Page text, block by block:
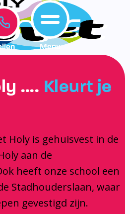
en gezin
dagen
Menu
…. Kleurt je
Holy is gehuisvest in de
aan de
heeft onze school een
Stadhouderslaan, waar
gevestigd zijn.